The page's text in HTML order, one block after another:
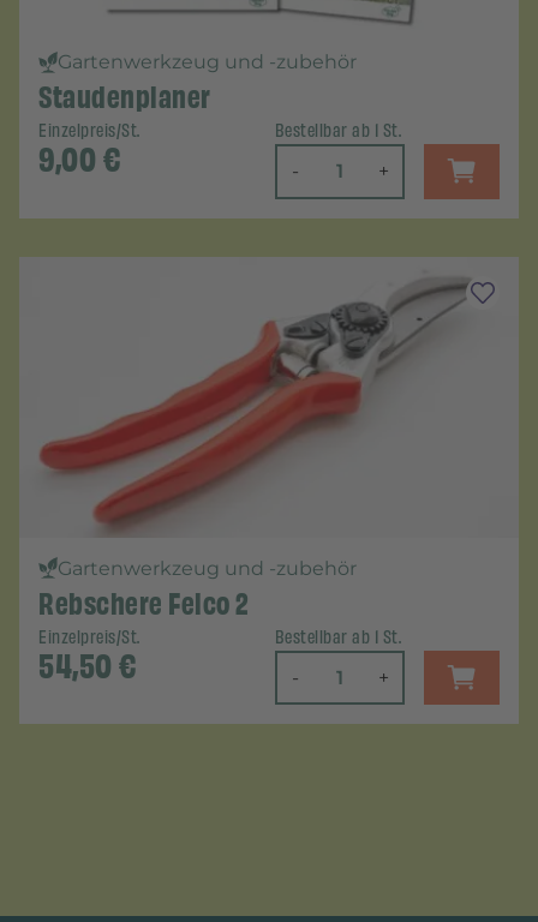
Gartenwerkzeug und -zubehör
Staudenplaner
Einzelpreis/St.
9,00€
Bestellbar ab 1 St.
- +
Gartenwerkzeug und -zubehör
Rebschere Felco 2
Einzelpreis/St.
54,50€
Bestellbar ab 1 St.
- +